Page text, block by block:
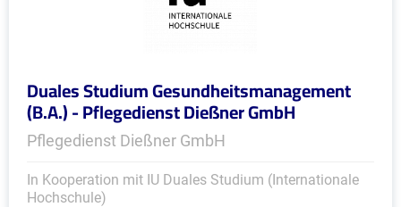
Duales Studium Gesundheitsmanagement
(B.A.) - Pflegedienst Dießner GmbH
Pflegedienst Dießner GmbH
In Kooperation mit IU Duales Studium (Internationale
Hochschule)